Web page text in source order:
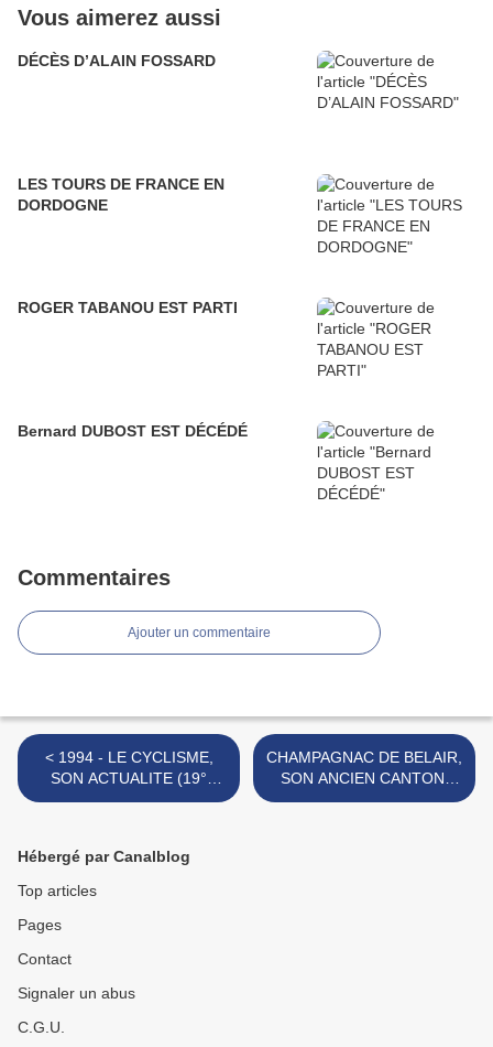
Vous aimerez aussi
DÉCÈS D’ALAIN FOSSARD
LES TOURS DE FRANCE EN
DORDOGNE
ROGER TABANOU EST PARTI
Bernard DUBOST EST DÉCÉDÉ
Commentaires
Ajouter un commentaire
< 1994 - LE CYCLISME,
SON ACTUALITE (19°
semaine de la saison)
CHAMPAGNAC DE BELAIR,
SON ANCIEN CANTON,
SES COURSES
Hébergé par Canalblog
Top articles
Pages
Contact
Signaler un abus
C.G.U.